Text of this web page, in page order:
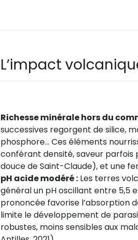
L’impact
Richesse minérale hors du
successives regorgent de silice,
phosphore… Ces éléments
conférant densité, saveur
douce de Saint-Claude), et une
pH acide modéré : Les terres
général un pH oscillant entre 5,5
prononcée favorise l’absorption
limite le développement de
robustes, moins sensibles aux